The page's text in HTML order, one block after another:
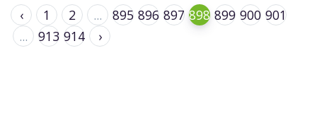
‹ 1 2 ... 895 896 897 898 899 900 901
...
913 914 ›